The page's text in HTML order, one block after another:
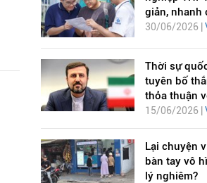
giản, nhanh
30/06/2026 |
Thời sự
tuyên bố
thỏa thuận
15/06/2026 |
Lại chuyện
bàn tay vô
lý nghiêm?